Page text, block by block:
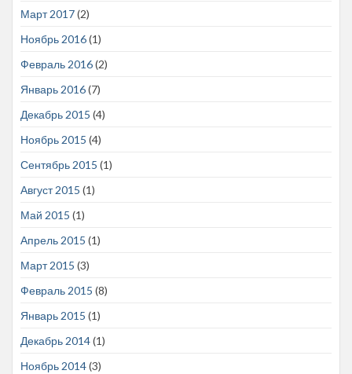
Март 2017(2)
Ноябрь 2016(1)
Февраль 2016(2)
Январь 2016(7)
Декабрь 2015 (4)
Ноябрь 2015 (4)
Сентябрь 2015 (1)
Август 2015 (1)
Май 2015 (1)
Апрель 2015 (1)
Март 2015 (3)
Февраль 2015 (8)
Январь 2015 (1)
Декабрь 2014(1)
Ноябрь 2014(3)